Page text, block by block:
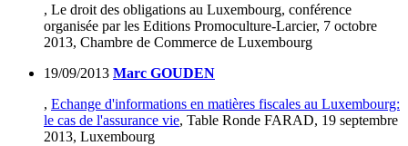
, Le droit des obligations au Luxembourg, conférence
organisée par les Editions Promoculture-Larcier, 7 octobre
2013, Chambre de Commerce de Luxembourg
19/09/2013 Marc GOUDEN
, Echange d'informations en matières fiscales au Luxembourg:
le cas de l'assurance vie, Table Ronde FARAD, 19 septembre
2013, Luxembourg